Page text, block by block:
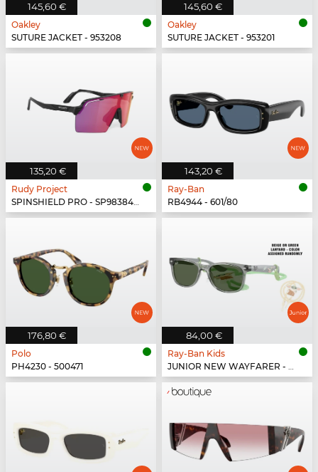
145,60 €
Oakley
SUTURE JACKET - 953208
145,60 €
Oakley
SUTURE JACKET - 953201
135,20 €
Rudy Project
SPINSHIELD PRO - SP983842-N000
143,20 €
Ray-Ban
RB4944 - 601/80
176,80 €
Polo
PH4230 - 500471
84,00 €
Ray-Ban Kids
JUNIOR NEW WAYFARER - 722871